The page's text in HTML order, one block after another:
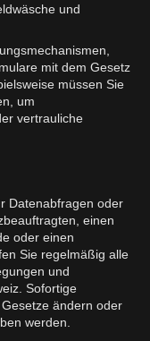
und
mit dem Gesetz
müssen Sie
um
vertrauliche
Datenabfragen oder
einen
oder einen
Sie regelmäßig alle
und
Sofortige
ändern oder
werden.